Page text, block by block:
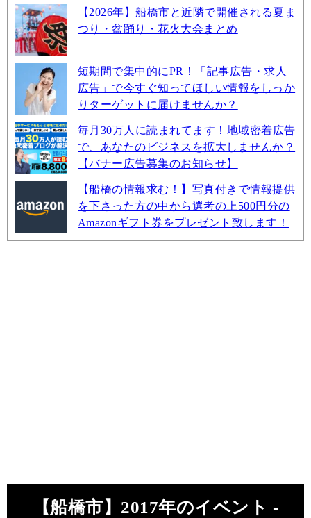
【2026年】船橋市と近隣で開催される夏ま
つり・盆踊り・花火大会まとめ
短期間で集中的にPR！「記事広告・求人
広告」で今すぐ知ってほしい情報をしっか
りターゲットに届けませんか？
毎月30万人に読まれてます！地域密着広告
で、あなたのビジネスを拡大しませんか？
【バナー広告募集のお知らせ】
【船橋の情報求む！】写真付きで情報提供
を下さった方の中から選考の上500円分の
Amazonギフト券をプレゼント致します！
【船橋市】2017年のイベント -